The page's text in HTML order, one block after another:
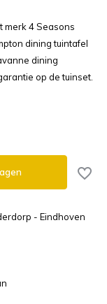
merk 4 Seasons
dining tuintafel
dining
op de tuinset.
- Eindhoven